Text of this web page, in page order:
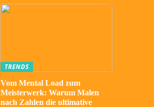
TRENDS
Vom Mental Load zum
Meisterwerk: Warum Malen
nach Zahlen die ultimative